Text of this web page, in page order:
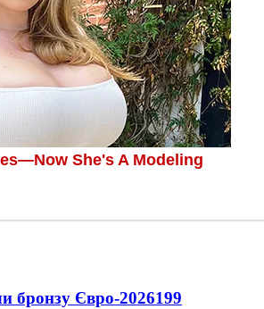
бронзу Євро-2026199